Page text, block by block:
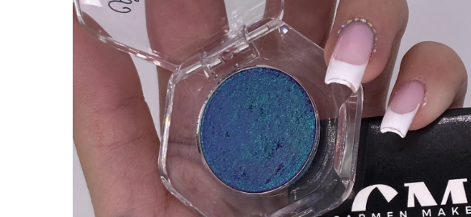
Hit enter to search or ESC to close